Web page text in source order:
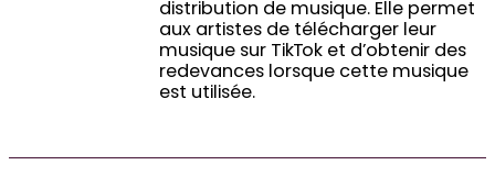
distribution de musique. Elle permet
aux artistes de télécharger leur
musique sur TikTok et d’obtenir des
redevances lorsque cette musique
est utilisée.